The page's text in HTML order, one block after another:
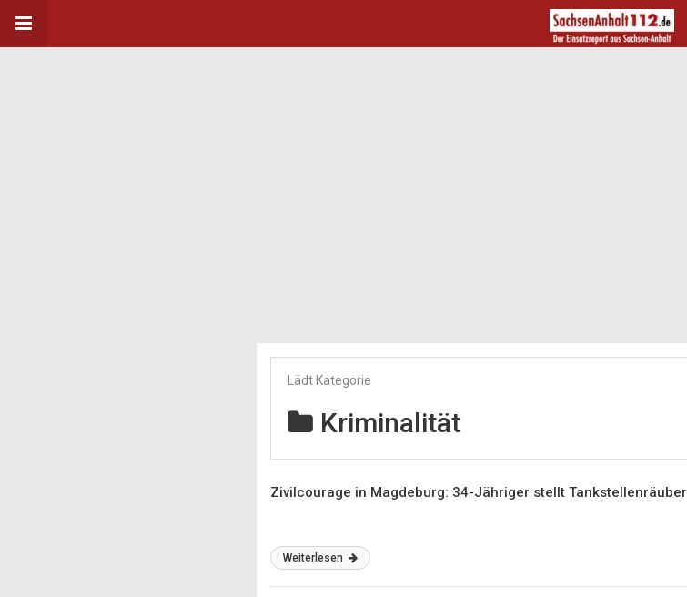
Lädt Kategorie
Kriminalität
Zivilcourage in Magdeburg: 34-Jähriger stellt Tankstellenräuber
Weiterlesen